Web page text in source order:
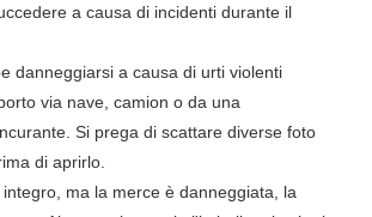
a causa di incidenti durante il
danneggiarsi a causa di urti violenti
via nave, camion o da una
Si prega di scattare diverse foto
di aprirlo.
ma la merce è danneggiata, la